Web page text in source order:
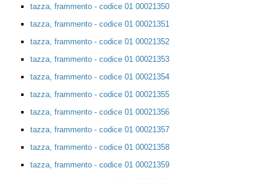
tazza, frammento - codice 01 00021350
tazza, frammento - codice 01 00021351
tazza, frammento - codice 01 00021352
tazza, frammento - codice 01 00021353
tazza, frammento - codice 01 00021354
tazza, frammento - codice 01 00021355
tazza, frammento - codice 01 00021356
tazza, frammento - codice 01 00021357
tazza, frammento - codice 01 00021358
tazza, frammento - codice 01 00021359